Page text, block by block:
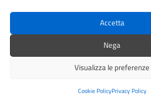
Accetta
Nega
Visualizza le preferenze
Cookie PolicyPrivacy Policy
SEGUICI SU
Biblioteca Comunale
Mappa del sito Credits